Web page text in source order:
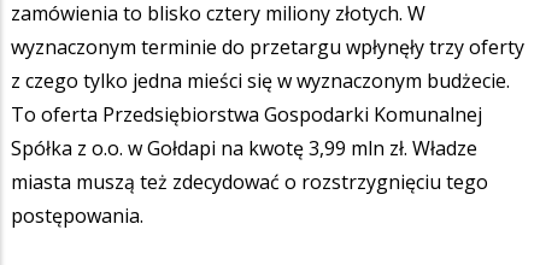
zamówienia to blisko cztery miliony złotych. W
wyznaczonym terminie do przetargu wpłynęły trzy oferty
z czego tylko jedna mieści się w wyznaczonym budżecie.
To oferta Przedsiębiorstwa Gospodarki Komunalnej
Spółka z o.o. w Gołdapi na kwotę 3,99 mln zł. Władze
miasta muszą też zdecydować o rozstrzygnięciu tego
postępowania.